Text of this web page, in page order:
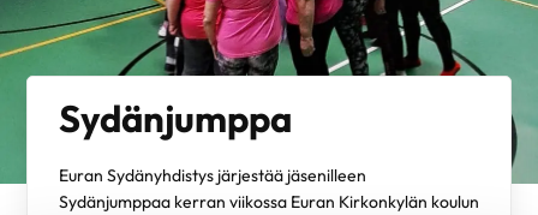
Sydänjumppa
Euran Sydänyhdistys järjestää jäsenilleen
Sydänjumppaa kerran viikossa Euran Kirkonkylän koulun